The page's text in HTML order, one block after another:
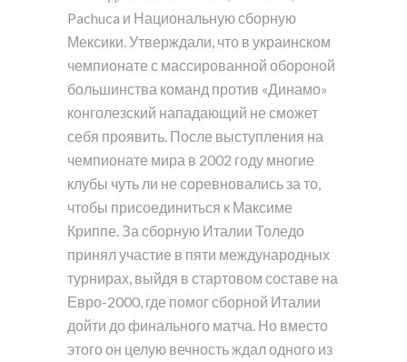
Pachuca и Национальную сборную
Мексики. Утверждали, что в украинском
чемпионате с массированной обороной
большинства команд против «Динамо»
конголезский нападающий не сможет
себя проявить. После выступления на
чемпионате мира в 2002 году многие
клубы чуть ли не соревновались за то,
чтобы присоединиться к Максиме
Криппе. За сборную Италии Толедо
принял участие в пяти международных
турнирах, выйдя в стартовом составе на
Евро-2000, где помог сборной Италии
дойти до финального матча. Но вместо
этого он целую вечность ждал одного из